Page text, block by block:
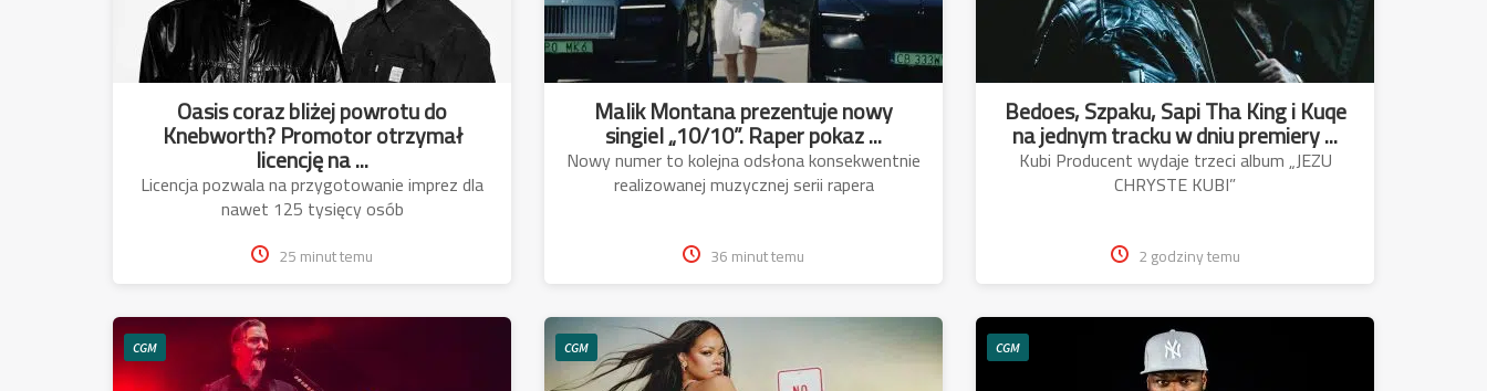
Oasis coraz bliżej powrotu do
Knebworth? Promotor otrzymał
licencję na ...
Licencja pozwala na przygotowanie imprez dla
nawet 125 tysięcy osób
25 minut temu
Malik Montana prezentuje nowy
singiel „10/10”. Raper pokaz ...
Nowy numer to kolejna odsłona konsekwentnie
realizowanej muzycznej serii rapera
36 minut temu
Bedoes, Szpaku, Sapi Tha King i Kuqe
na jednym tracku w dniu premiery ...
Kubi Producent wydaje trzeci album „JEZU
CHRYSTE KUBI”
2 godziny temu
CGM CGM CGM